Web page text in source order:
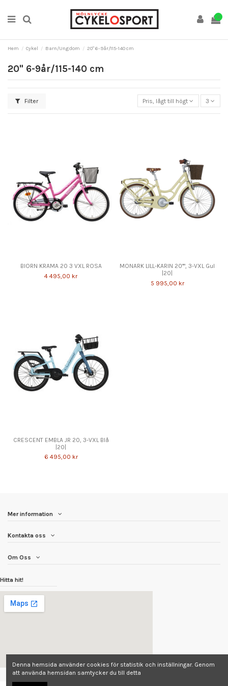
0
Hem Cykel Barn/Ungdom 20" 6-9år/115-140 cm
20" 6-9år/115-140 cm
Filter Pris, lågt till högt 3
BIORN KRAMA 20 3 VXL ROSA
4 495,00 kr
MONARK LILL-KARIN 20"", 3-VXL Gul
|20|
5 995,00 kr
CRESCENT EMBLA JR 20, 3-VXL Blå
|20|
6 495,00 kr
Mer information
Kontakta oss
Om Oss
Hitta hit!
Denna hemsida använder cookies för statistik och inställningar. Genom
att använda hemsidan samtycker du till detta